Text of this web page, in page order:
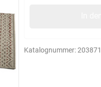
Katalognummer:203871